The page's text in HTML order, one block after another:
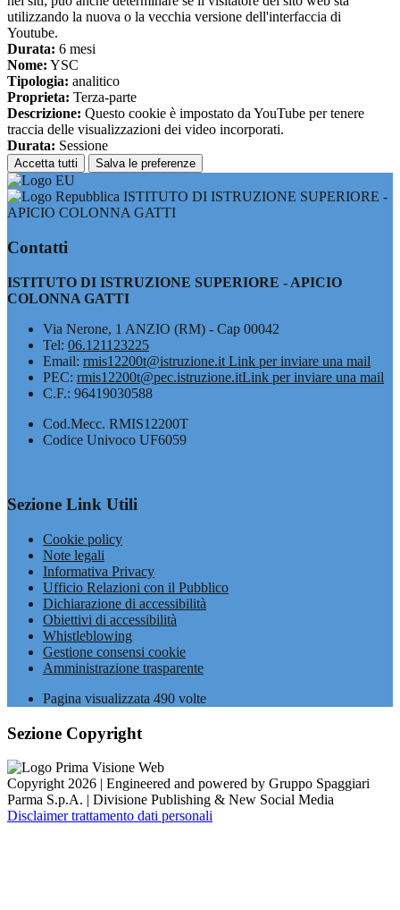
utilizzando la nuova o la vecchia versione dell'interfaccia di
Youtube.
Durata: 6 mesi
Nome: YSC
Tipologia: analitico
Proprieta: Terza-parte
Descrizione: Questo cookie è impostato da YouTube per tenere
traccia delle visualizzazioni dei video incorporati.
Durata: Sessione
Accetta tutti Salva le preferenze
ISTITUTO DI ISTRUZIONE SUPERIORE -
APICIO COLONNA GATTI
Contatti
ISTITUTO DI ISTRUZIONE SUPERIORE - APICIO
COLONNA GATTI
Via Nerone, 1 ANZIO (RM) - Cap 00042
Tel: 06.121123225
Email: rmis12200t@istruzione.it Link per inviare una mail
PEC: rmis12200t@pec.istruzione.itLink per inviare una mail
C.F.: 96419030588
Cod.Mecc. RMIS12200T
Codice Univoco UF6059
Sezione Link Utili
Cookie policy
Note legali
Informativa Privacy
Ufficio Relazioni con il Pubblico
Dichiarazione di accessibilità
Obiettivi di accessibilità
Whistleblowing
Gestione consensi cookie
Amministrazione trasparente
Pagina visualizzata 490 volte
Sezione Copyright
Copyright 2026 | Engineered and powered by Gruppo Spaggiari
Parma S.p.A. | Divisione Publishing & New Social Media
Disclaimer trattamento dati personali